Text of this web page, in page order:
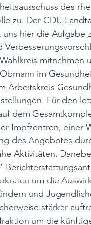
des
zu. Der CDU-
hier die Aufgabe
mitnehmen
im
Arbeitskreis
Für den
dem
Impfzentren, einer
des Angebotes
Aktivitäten.
um die
und
stärker
um die